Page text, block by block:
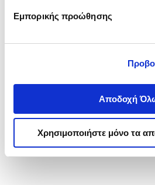
Εμπορικής προώθησης
Αποδοχή
Χρησιμοποιήστε μόνο τα